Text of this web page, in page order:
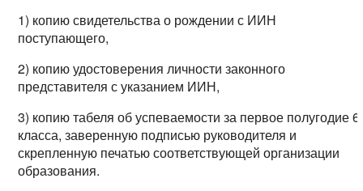
1) копию свидетельства о рождении с ИИН
поступающего,
2) копию удостоверения личности законного
представителя с указанием ИИН,
3) копию табеля об успеваемости за первое полугодие 6
класса, заверенную подписью руководителя и
скрепленную печатью соответствующей организации
образования.